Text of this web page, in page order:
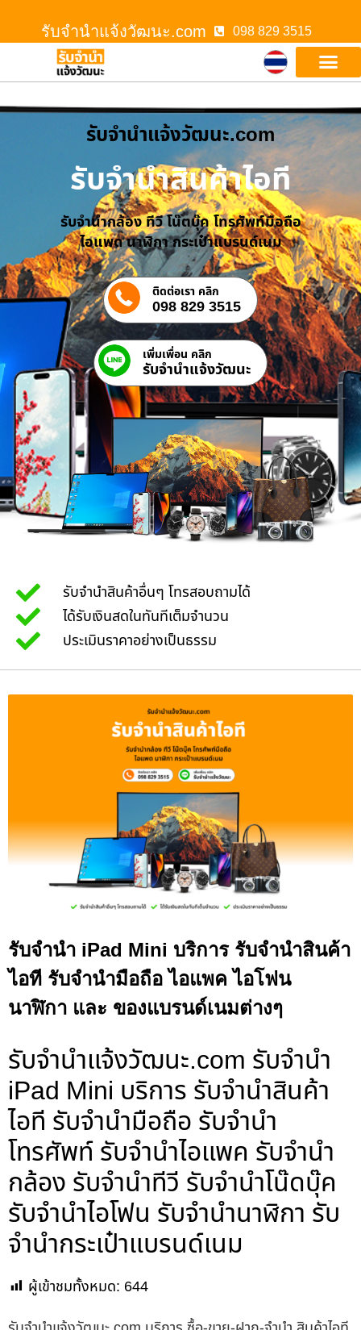
รับจํานําแจ้งวัฒนะ.com 098 829 3515
รับจํานําแจ้งวัฒนะ.com
รับจำนำสินค้าไอที
รับจำนำกล้อง ทีวี โน๊ตบุ๊ค โทรศัพท์มือถือ
ไอแพด นาฬิกา กระเป๋าแบรนด์เนม
ติดต่อเรา คลิก
098 829 3515
เพิ่มเพื่อน คลิก
รับจํานําแจ้งวัฒนะ
รับจำนำสินค้าอื่นๆ โทรสอบถามได้
ได้รับเงินสดในทันทีเต็มจำนวน
ประเมินราคาอย่างเป็นธรรม
รับจำนำ iPad Mini บริการ รับจำนำสินค้า
ไอที รับจำนำมือถือ ไอแพค ไอโฟน
นาฬิกา และ ของแบรนด์เนมต่างๆ
รับจํานําแจ้งวัฒนะ.com รับจำนำ
iPad Mini บริการ รับจำนำสินค้า
ไอที รับจำนำมือถือ รับจำนำ
โทรศัพท์ รับจำนำไอแพค รับจำนำ
กล้อง รับจำนำทีวี รับจำนำโน๊ดบุ๊ค
รับจำนำไอโฟน รับจำนำนาฬิกา รับ
จำนำกระเป๋าแบรนด์เนม
ผู้เข้าชมทั้งหมด: 644